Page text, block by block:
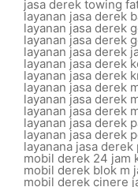
jasa derek towing
layanan jasa derek
layanan jasa derek
layanan jasa derek
layanan jasa derek
layanan jasa derek
layanan jasa derek
layanan jasa derek
layanan jasa derek
layanan jasa derek
layanan jasa derek
layanan jasa derek
layanana jasa
mobil derek 24 jam
mobil derek blok m
mobil derek cinere